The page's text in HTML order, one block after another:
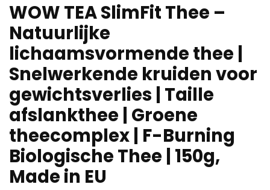
WOW TEA SlimFit Thee –
Natuurlijke
lichaamsvormende thee |
Snelwerkende kruiden voor
gewichtsverlies | Taille
afslankthee | Groene
theecomplex | F-Burning
Biologische Thee | 150g,
Made in EU